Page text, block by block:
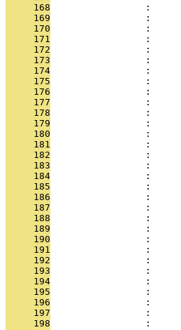
     168
:
     169
:
     170
:
     171
:
     172
:
     173
:
     174
:
     175
:
     176
:
     177
:
     178
:
     179
:
     180
:
     181
:
     182
:
     183
:
     184
:
     185
:
     186
:
     187
:
     188
:
     189
:
     190
:
     191
:
     192
:
     193
:
     194
:
     195
:
     196
:
     197
:
     198
: